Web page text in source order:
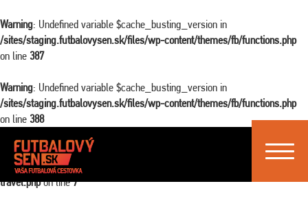
Warning: Undefined variable $cache_busting_version in
/sites/staging.futbalovysen.sk/files/wp-content/themes/fb/functions.php
on line 387
Warning: Undefined variable $cache_busting_version in
/sites/staging.futbalovysen.sk/files/wp-content/themes/fb/functions.php
on line 388
Toggle
Warning: Attempt to read property "ID" on false in
/sites/staging.futbalovysen.sk/files/wp-content/themes/fb/single-
travel.phpon line7